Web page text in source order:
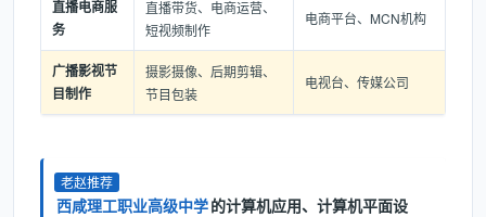
直播电商服
务
直播带货、电商运营、
短视频制作
电商平台、MCN机构
广播影视节
目制作
摄影摄像、后期剪辑、
节目包装
电视台、传媒公司
老赵推荐
西咸理工职业高级中学的计算机应用、计算机平面设